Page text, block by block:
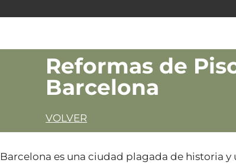
Reformas de
Barcelona
VOLVER
Barcelona es una ciudad plagada de historia